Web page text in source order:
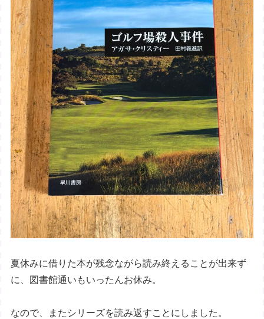
夏休みに借りた本が残念ながら読み終えることが出来ず
に、図書館通いもいったんお休み。
なので、またシリーズを読み返すことにしました。